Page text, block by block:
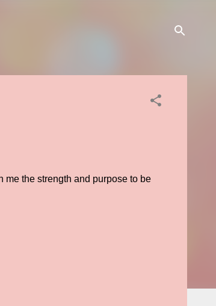
me the strength and purpose to be